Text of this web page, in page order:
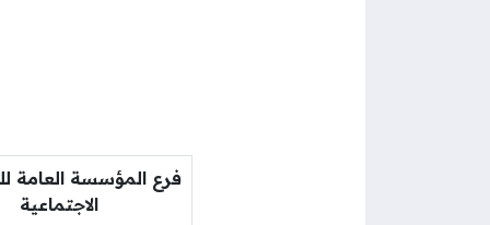
فرع المؤسسة العامة
الاجتماعية